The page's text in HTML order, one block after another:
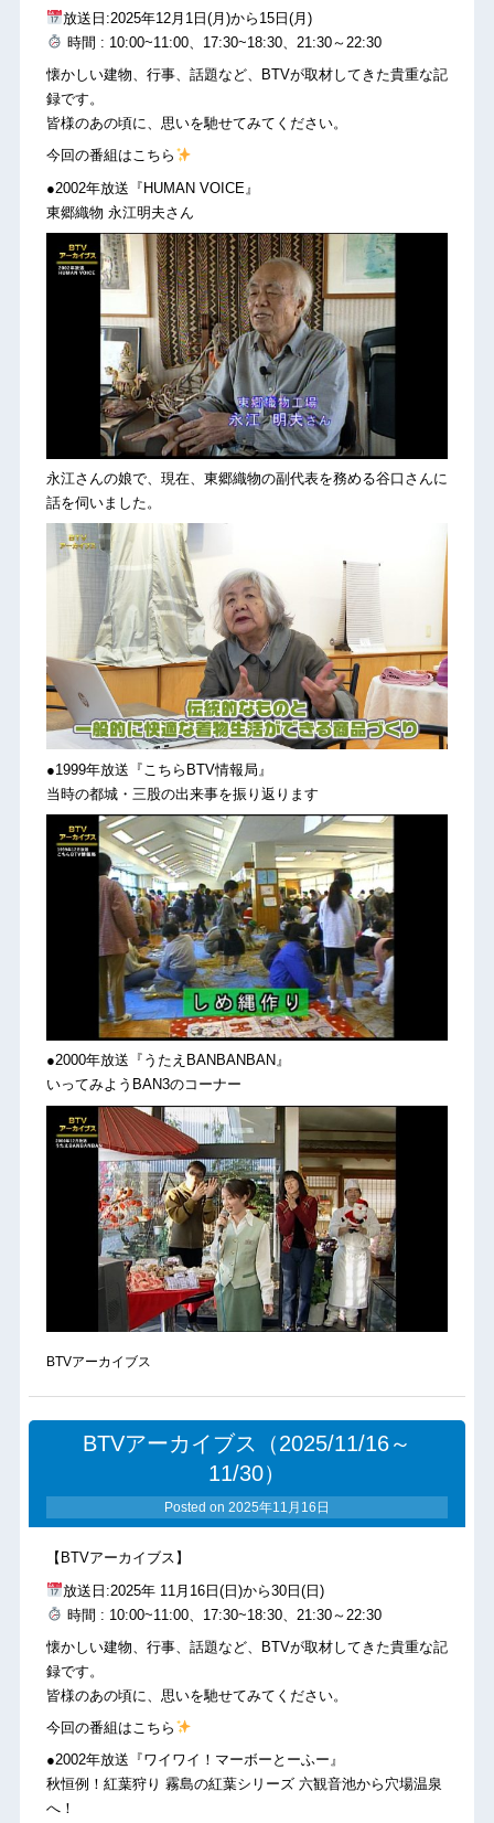
放送日:2025年12月1日(月)から15日(月)
時間 : 10:00~11:00、17:30~18:30、21:30～22:30
懐かしい建物、行事、話題など、BTVが取材してきた貴重な記
録です。
皆様のあの頃に、思いを馳せてみてください。
今回の番組はこちら
●2002年放送『HUMAN VOICE』
東郷織物 永江明夫さん
永江さんの娘で、現在、東郷織物の副代表を務める谷口さんに
話を伺いました。
●1999年放送『こちらBTV情報局』
当時の都城・三股の出来事を振り返ります
●2000年放送『うたえBANBANBAN』
いってみようBAN3のコーナー
BTVアーカイブス
BTVアーカイブス（2025/11/16～
11/30）
Posted on 2025年11月16日
【BTVアーカイブス】
放送日:2025年 11月16日(日)から30日(日)
時間 : 10:00~11:00、17:30~18:30、21:30～22:30
懐かしい建物、行事、話題など、BTVが取材してきた貴重な記
録です。
皆様のあの頃に、思いを馳せてみてください。
今回の番組はこちら
●2002年放送『ワイワイ！マーボーとーふー』
秋恒例！紅葉狩り 霧島の紅葉シリーズ 六観音池から穴場温泉
へ！